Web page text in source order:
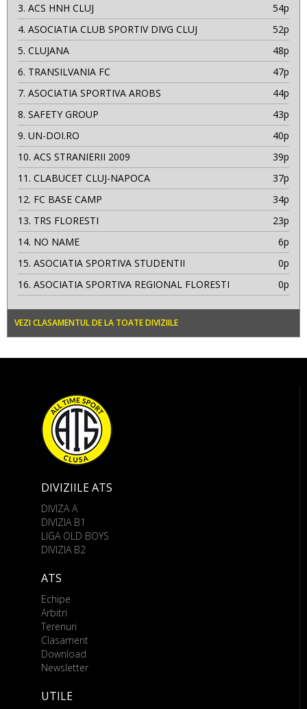
3. ACS HNH CLUJ
54p
4. ASOCIATIA CLUB SPORTIV DIVG CLUJ
52p
5. CLUJANA
48p
6. TRANSILVANIA FC
47p
7. ASOCIATIA SPORTIVA AROBS
44p
8. SAFETY GROUP
43p
9. UN-DOI.RO
40p
10. ACS STRANIERII 2009
39p
11. CLABUCET CLUJ-NAPOCA
37p
12. FC BASE CAMP
34p
13. TRS FLORESTI
23p
14. NO NAME
6p
15. ASOCIATIA SPORTIVA STUDENTII
0p
16. ASOCIATIA SPORTIVA REGIONAL FLORESTI 0p
VEZI CLASAMENTUL DE LA TOATE DIVIZIILE
DIVIZIILE ATS
DIVIZA A
DIVIZIA B1
LIGA OLD BOYS
DIVIZIA B2
ATS
Echipe
Arbitri
Terenuri
Clasament
Download
Newsletter
UTILE